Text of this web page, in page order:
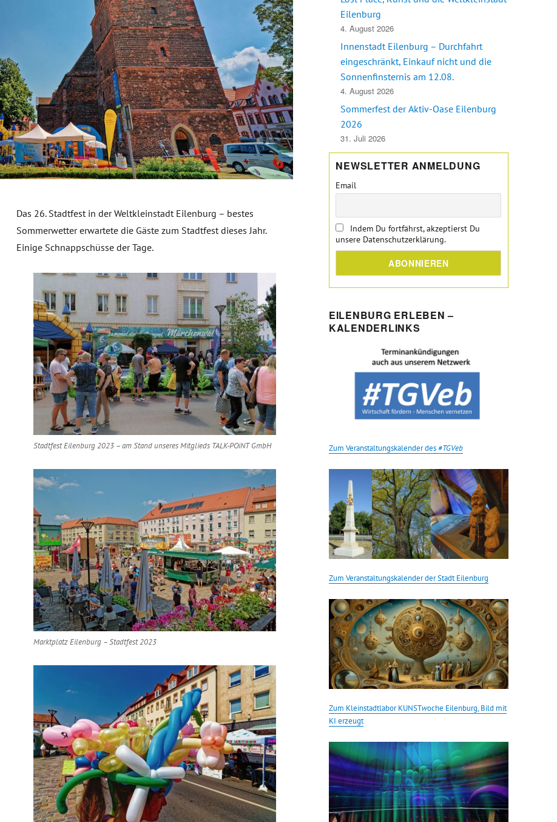
Das 26. Stadtfest in der Weltkleinstadt Eilenburg – bestes
Sommerwetter erwartete die Gäste zum Stadtfest dieses Jahr.
Einige Schnappschüsse der Tage.
Stadtfest Eilenburg 2023 – am Stand unseres Mitglieds TALK-POiNT GmbH
Marktplatz Eilenburg – Stadtfest 2023
Eilenburg
4. August 2026
Innenstadt Eilenburg – Durchfahrt
eingeschränkt, Einkauf nicht und die
Sonnenfinsternis am 12.08.
4. August 2026
Sommerfest der Aktiv-Oase Eilenburg
2026
31. Juli 2026
NEWSLETTER ANMELDUNG
Email
Indem Du fortfährst, akzeptierst Du
unsere Datenschutzerklärung.
EILENBURG ERLEBEN –
KALENDERLINKS
Zum Veranstaltungskalender des #TGVeb
Zum Veranstaltungskalender der Stadt Eilenburg
Zum Kleinstadtlabor KUNSTwoche Eilenburg, Bild mit
KI erzeugt